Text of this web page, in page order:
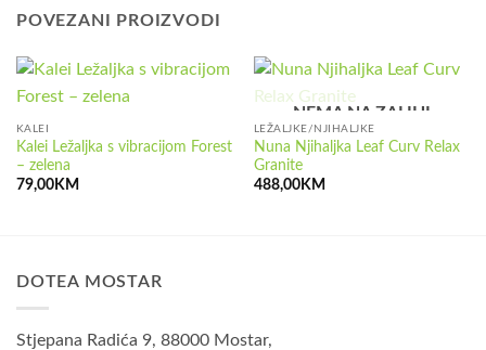
POVEZANI PROIZVODI
KALEI
Kalei Ležaljka s vibracijom Forest
– zelena
79,00KM
NEMA NA ZALIHI
LEŽALJKE/NJIHALJKE
Nuna Njihaljka Leaf Curv Relax
Granite
488,00KM
DOTEA MOSTAR
Stjepana Radića 9, 88000 Mostar,